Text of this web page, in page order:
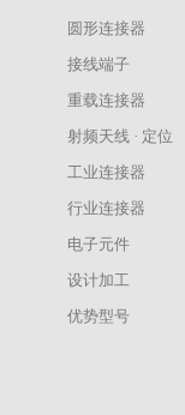
圆形连接器
接线端子
重载连接器
射频天线 · 定位
工业连接器
行业连接器
电子元件
设计加工
优势型号